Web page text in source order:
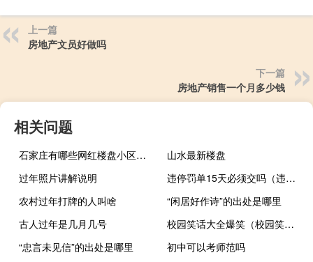
上一篇
房地产文员好做吗
下一篇
房地产销售一个月多少钱
相关问题
石家庄有哪些网红楼盘小区？介绍5个最知名地产项目
山水最新楼盘
过年照片讲解说明
违停罚单15天必须交吗（违规停车罚单一定要15天内交吗?）
农村过年打牌的人叫啥
“闲居好作诗”的出处是哪里
古人过年是几月几号
校园笑话大全爆笑（校园笑话大全 爆笑）
“忠言未见信”的出处是哪里
初中可以考师范吗